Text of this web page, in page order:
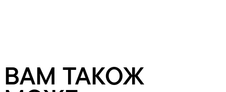
ВАМ ТАКОЖ